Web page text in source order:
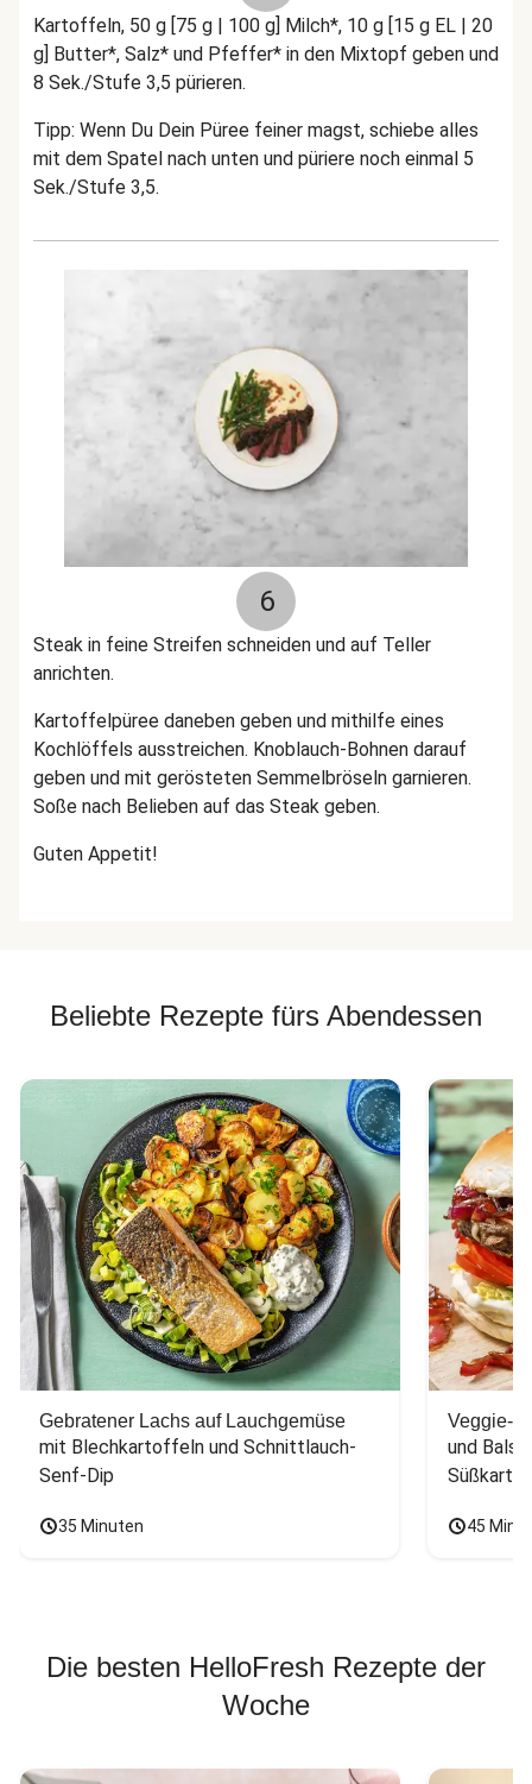
Kartoffeln, 50 g [75 g | 100 g] Milch*, 10 g [15 g EL | 20
g] Butter*, Salz* und Pfeffer* in den Mixtopf geben und
8 Sek./Stufe 3,5 pürieren.
Tipp: Wenn Du Dein Püree feiner magst, schiebe alles
mit dem Spatel nach unten und püriere noch einmal 5
Sek./Stufe 3,5.
6
Steak in feine Streifen schneiden und auf Teller
anrichten.
Kartoffelpüree daneben geben und mithilfe eines
Kochlöffels ausstreichen. Knoblauch-Bohnen darauf
geben und mit gerösteten Semmelbröseln garnieren.
Soße nach Belieben auf das Steak geben.
Guten Appetit!
Beliebte Rezepte fürs Abendessen
Gebratener Lachs auf Lauchgemüse
mit Blechkartoffeln und Schnittlauch-
Senf-Dip
35 Minuten
Veggie-
und
45
Die besten HelloFresh Rezepte der
Woche